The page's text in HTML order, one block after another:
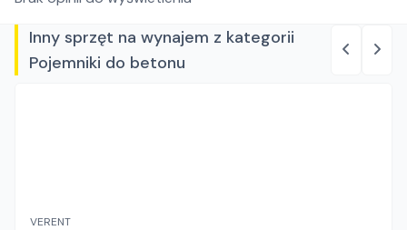
Inny sprzęt na wynajem z kategorii
Pojemniki do betonu
VERENT